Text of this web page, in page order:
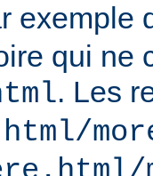
exemple
qui ne
. Les